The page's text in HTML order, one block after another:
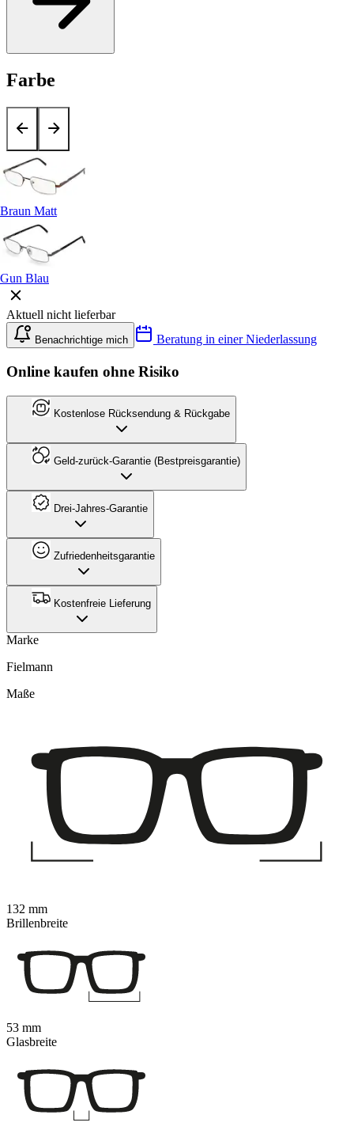
Farbe
Braun Matt
Gun Blau
Aktuell nicht lieferbar
Benachrichtige mich Beratung in einer Niederlassung
Online kaufen ohne Risiko
Kostenlose Rücksendung & Rückgabe
Geld-zurück-Garantie (Bestpreisgarantie)
Drei-Jahres-Garantie
Zufriedenheitsgarantie
Kostenfreie Lieferung
Marke
Fielmann
Maße
132 mm
Brillenbreite
53 mm
Glasbreite